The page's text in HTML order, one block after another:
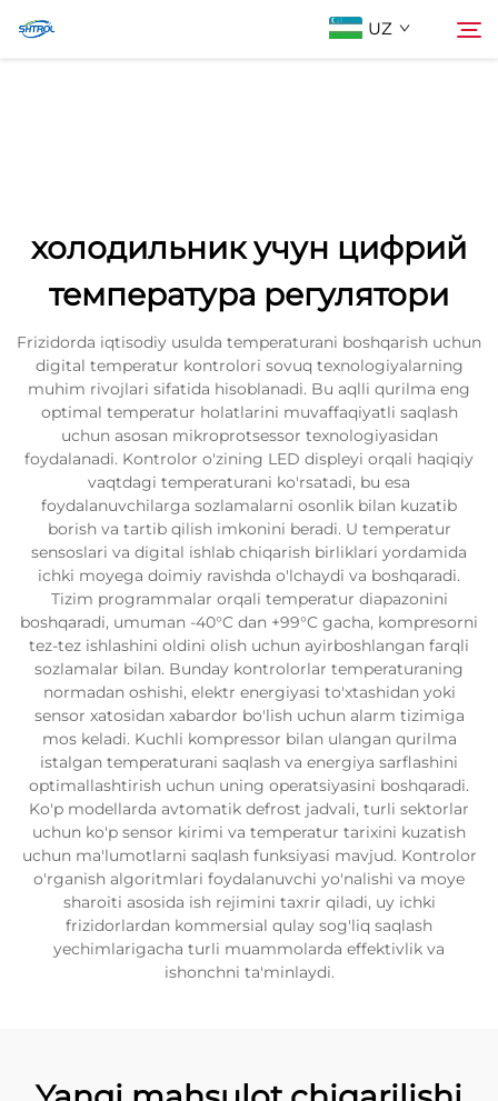
UZ
Biz bilan bog'lanish
холодильник учун цифрий
температура регулятори
Frizidorda iqtisodiy usulda temperaturani boshqarish uchun
digital temperatur kontrolori sovuq texnologiyalarning
muhim rivojlari sifatida hisoblanadi. Bu aqlli qurilma eng
optimal temperatur holatlarini muvaffaqiyatli saqlash
uchun asosan mikroprotsessor texnologiyasidan
foydalanadi. Kontrolor o'zining LED displeyi orqali haqiqiy
vaqtdagi temperaturani ko'rsatadi, bu esa
foydalanuvchilarga sozlamalarni osonlik bilan kuzatib
borish va tartib qilish imkonini beradi. U temperatur
sensoslari va digital ishlab chiqarish birliklari yordamida
ichki moyega doimiy ravishda o'lchaydi va boshqaradi.
Tizim programmalar orqali temperatur diapazonini
boshqaradi, umuman -40°C dan +99°C gacha, kompresorni
tez-tez ishlashini oldini olish uchun ayirboshlangan farqli
sozlamalar bilan. Bunday kontrolorlar temperaturaning
normadan oshishi, elektr energiyasi to'xtashidan yoki
sensor xatosidan xabardor bo'lish uchun alarm tizimiga
mos keladi. Kuchli kompressor bilan ulangan qurilma
istalgan temperaturani saqlash va energiya sarflashini
optimallashtirish uchun uning operatsiyasini boshqaradi.
Ko'p modellarda avtomatik defrost jadvali, turli sektorlar
uchun ko'p sensor kirimi va temperatur tarixini kuzatish
uchun ma'lumotlarni saqlash funksiyasi mavjud. Kontrolor
o'rganish algoritmlari foydalanuvchi yo'nalishi va moye
sharoiti asosida ish rejimini taxrir qiladi, uy ichki
frizidorlardan kommersial qulay sog'liq saqlash
yechimlarigacha turli muammolarda effektivlik va
ishonchni ta'minlaydi.